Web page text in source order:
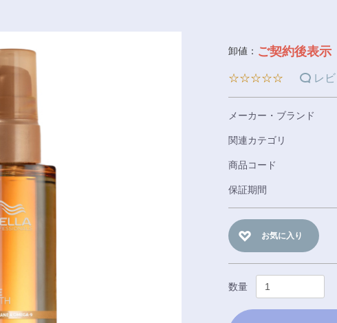
卸値： ご契約後表示
☆☆☆☆☆ レ
メーカー・ブランド
関連カテゴリ
商品コード
保証期間
お気に入り
数量